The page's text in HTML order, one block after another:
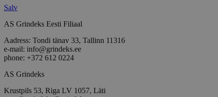
Salv
AS Grindeks Eesti Filiaal
Aadress: Tondi tänav 33, Tallinn 11316
e-mail: info@grindeks.ee
phone: +372 612 0224
AS Grindeks
Krustpils 53, Riga LV 1057, Läti